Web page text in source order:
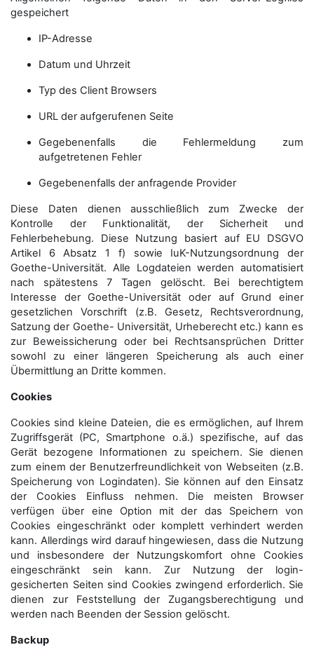
gespeichert
IP-Adresse
Datum und Uhrzeit
Typ des Client Browsers
URL der aufgerufenen Seite
Gegebenenfalls die Fehlermeldung zum
aufgetretenen Fehler
Gegebenenfalls der anfragende Provider
Diese Daten dienen ausschließlich zum Zwecke der
Kontrolle der Funktionalität, der Sicherheit und
Fehlerbehebung. Diese Nutzung basiert auf EU DSGVO
Artikel 6 Absatz 1 f) sowie IuK-Nutzungsordnung der
Goethe-Universität. Alle Logdateien werden auto­matisiert
nach spätestens 7 Tagen gelöscht. Bei berechtigtem
Interesse der Goethe-Universität oder auf Grund einer
gesetzlichen Vorschrift (z.B. Gesetz, Rechtsverordnung,
Satzung der Goethe- Universität, Urheberecht etc.) kann es
zur Beweissicherung oder bei Rechtsansprüchen Dritter
sowohl zu einer längeren Speicherung als auch einer
Übermittlung an Dritte kommen.
Cookies
Cookies sind kleine Dateien, die es ermöglichen, auf Ihrem
Zugriffsgerät (PC, Smartphone o.ä.) spezifische, auf das
Gerät bezogene Informationen zu speichern. Sie dienen
zum einem der Benutzerfreundlichkeit von Webseiten (z.B.
Speicherung von Logindaten). Sie können auf den Einsatz
der Cookies Einfluss nehmen. Die meisten Browser
verfügen über eine Option mit der das Speichern von
Cookies eingeschränkt oder komplett verhindert werden
kann. Allerdings wird darauf hingewiesen, dass die Nutzung
und insbesondere der Nutzungskomfort ohne Cookies
eingeschränkt sein kann. Zur Nutzung der login-
gesicherten Seiten sind Cookies zwingend erforderlich. Sie
dienen zur Feststellung der Zugangs­berechtigung und
werden nach Beenden der Session gelöscht.
Backup